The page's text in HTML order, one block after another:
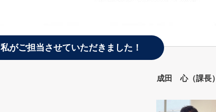
私がご担当させていただきました！
成田 心（課長）